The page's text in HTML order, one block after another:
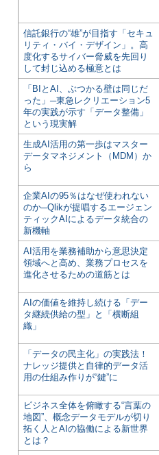
信託銀行の“雄”が目指す「セキュ
リティ・バイ・デザイン」。高
度化するサイバー脅威を先回り
して封じ込める極意とは
「BIとAI、ぶつかる壁は同じだ
った」─東急レクリエーション5
年の実践が示す「データ整備」
という現実解
生成AI活用の第一歩はマスター
データマネジメント（MDM）か
ら
企業AIの95％はなぜ使われない
のか─Qlikが提唱するエージェン
ティックAIによるデータ統合の
新機軸
AI活用を業務補助から意思決定
領域へと高め、業務プロセスを
進化させるための道筋とは
AIの価値を維持し続ける「デー
タ継続供給の型」と「横断組
織」
「データの民主化」の実践法！
ナレッジ提供と自律的データ活
用の仕組み作りが“鍵”に
ビジネス全体を俯瞰する“言葉の
地図”、概念データモデルが切り
拓く人とAIの協働による新世界
とは？